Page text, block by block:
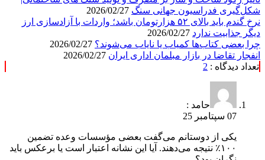
شکل‌گیری فدراسیون جهانی سنگ
نرخ گندم باید بالای ۵۲ هزارتومان باشد؛ واردات با آزادسازی ارز
دیگر جذابیت ندارد
چرا بعضی کتاب‌ها کمیاب یا نایاب می‌شوند؟
انفجار تقاضا در بازار مبلمان اداری ایران
تعداد دیدگاه : 2
حامد :
07 سپتامبر 25
یکی از دوستانم می‌گفت بعضی مؤسسات وعده تضمین
۱۰۰٪ نتیجه می‌دهند. آیا این نشانه اعتبار است یا برعکس باید